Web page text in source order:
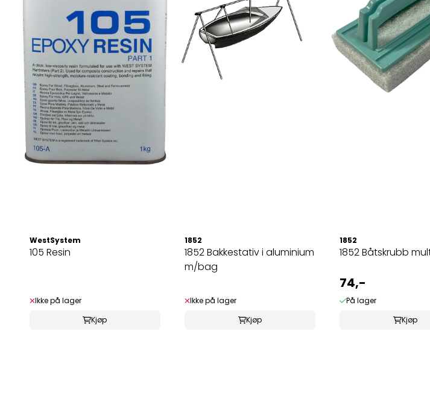
WestSystem
105 Resin
Ikke på lager
Kjøp
1852
1852 Bakkestativ i aluminium
m/bag
Ikke på lager
Kjøp
1852
1852 Båtskrubb
74,-
På lager
Kjøp